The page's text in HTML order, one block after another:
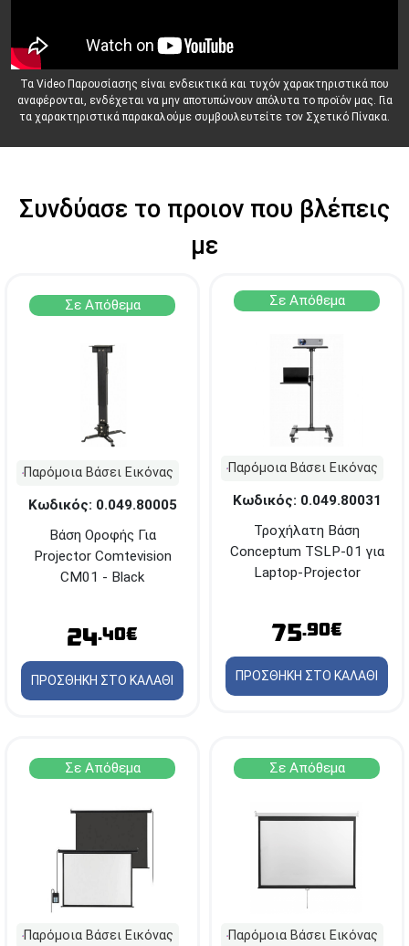
ΓΛΥΦΑΔΑ
A. Παπανδρέου 4
ΚΕΝΤΡΙΚΕΣ ΑΠΟΘΗΚΕΣ
ΘΕΣΣΑΛΟΝΙΚΗ
Δωδεκανήσου 28 &
Πολυτεχνείου
Τα Video Παρουσίασης είναι ενδεικτικά και τυχόν χαρακτηριστικά που
αναφέρονται, ενδέχεται να μην αποτυπώνουν απόλυτα το προϊόν μας. Για
τα χαρακτηριστικά παρακαλούμε συμβουλευτείτε τον Σχετικό Πίνακα.
Συνδύασε το προιον που βλέπεις
με
Σε Απόθεμα
Παρόμοια Βάσει Εικόνας
Κωδικός: 0.049.80005
Βάση Οροφής Για
Projector Comtevision
CM01 - Black
24.40€
ΠΡΟΣΘΗΚΗ ΣΤΟ ΚΑΛΑΘΙ
Σε Απόθεμα
Παρόμοια Βάσει Εικόνας
Κωδικός: 0.049.80031
Τροχήλατη Βάση
Conceptum TSLP-01 για
Laptop-Projector
75.90€
ΠΡΟΣΘΗΚΗ ΣΤΟ ΚΑΛΑΘΙ
Σε Απόθεμα
Παρόμοια Βάσει Εικόνας
Σε Απόθεμα
Παρόμοια Βάσει Εικόνας